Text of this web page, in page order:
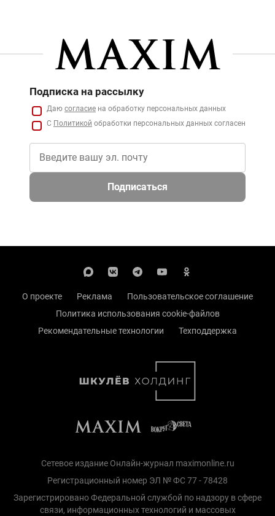
Подписка на рассылку
Даю согласие на обработку персональных данных
С Политикой обработки персональных данных согласен
Подписаться
О проекте Реклама
Пользовательское соглашение
Политика использования cookie-файлов
Рекомендательные технологии
Техподдержка
Сетевое издание Онлайн-журнал maximonline.ru
Регистрационный номер ЭЛ № ФС 77 - 78428
Зарегистрировано Федеральной службой по надзору в сфере
связи, информационных технологий и массовых